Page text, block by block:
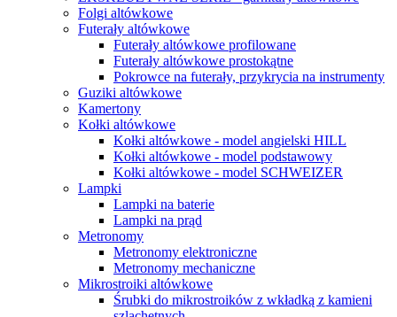
Folgi altówkowe
Futerały altówkowe
Futerały altówkowe profilowane
Futerały altówkowe prostokątne
Pokrowce na futerały, przykrycia na instrumenty
Guziki altówkowe
Kamertony
Kołki altówkowe
Kołki altówkowe - model angielski HILL
Kołki altówkowe - model podstawowy
Kołki altówkowe - model SCHWEIZER
Lampki
Lampki na baterie
Lampki na prąd
Metronomy
Metronomy elektroniczne
Metronomy mechaniczne
Mikrostroiki altówkowe
Śrubki do mikrostroików z wkładką z kamieni